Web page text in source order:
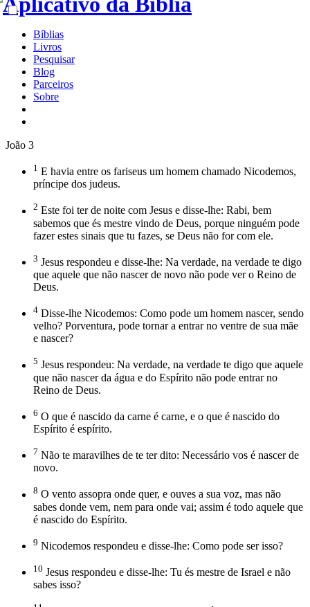
Bíblias
Livros
Pesquisar
Blog
Parceiros
Sobre
João 3
1 E havia entre os fariseus um homem chamado Nicodemos,
príncipe dos judeus.
2 Este foi ter de noite com Jesus e disse-lhe: Rabi, bem
sabemos que és mestre vindo de Deus, porque ninguém pode
fazer estes sinais que tu fazes, se Deus não for com ele.
3 Jesus respondeu e disse-lhe: Na verdade, na verdade te digo
que aquele que não nascer de novo não pode ver o Reino de
Deus.
4 Disse-lhe Nicodemos: Como pode um homem nascer, sendo
velho? Porventura, pode tornar a entrar no ventre de sua mãe
e nascer?
5 Jesus respondeu: Na verdade, na verdade te digo que aquele
que não nascer da água e do Espírito não pode entrar no
Reino de Deus.
6 O que é nascido da carne é carne, e o que é nascido do
Espírito é espírito.
7 Não te maravilhes de te ter dito: Necessário vos é nascer de
novo.
8 O vento assopra onde quer, e ouves a sua voz, mas não
sabes donde vem, nem para onde vai; assim é todo aquele que
é nascido do Espírito.
9 Nicodemos respondeu e disse-lhe: Como pode ser isso?
10 Jesus respondeu e disse-lhe: Tu és mestre de Israel e não
sabes isso?